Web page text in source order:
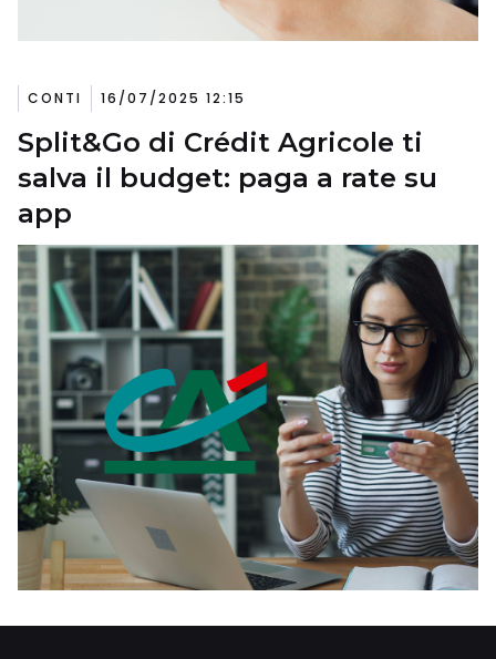
CONTI 16/07/2025 12:15
Split&Go di Crédit Agricole ti
salva il budget: paga a rate su
app